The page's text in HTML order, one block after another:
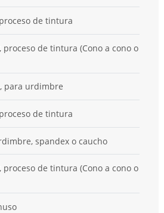
de tintura
proceso de tintura (Cono a cono o
para urdimbre
de tintura
spandex o caucho
proceso de tintura (Cono a cono o